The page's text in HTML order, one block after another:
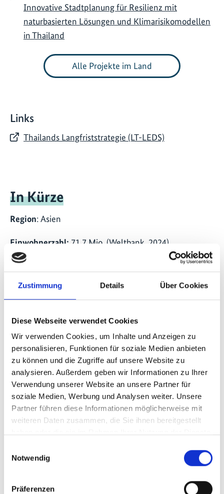
Zustimmung Details Über Cookies
Diese Webseite verwendet Cookies
Wir verwenden Cookies, um Inhalte und Anzeigen zu
personalisieren, Funktionen für soziale Medien anbieten
zu können und die Zugriffe auf unsere Website zu
analysieren. Außerdem geben wir Informationen zu Ihrer
Verwendung unserer Website an unsere Partner für
soziale Medien, Werbung und Analysen weiter. Unsere
Partner führen diese Informationen möglicherweise mit
weiteren Daten zusammen, die Sie ihnen bereitgestellt
Notwendig
Präferenzen
Innovative Stadtplanung für Resilienz mit
naturbasierten Lösungen und Klimarisikomodellen
in Thailand
Alle Projekte im Land
Links
Thailands Langfriststrategie (LT-LEDS)
In Kürze
Region: Asien
Einwohnerzahl: 71,7 Mio. (Weltbank, 2024)
CO
418,7 Mio. t
CO eq-Emissionen pro Kopf (inkl. LUCF):5,8 t
Gesamtenergieversorgung (IEA; 2023):
12 % Kohle
27 % Gas
0,5 % Wasser
1 % Wind, PV etc.
19 % EE im Strommix (2 % Wind, 3 % PV)
IKI-Projekte im Land (Stand: September 2025):